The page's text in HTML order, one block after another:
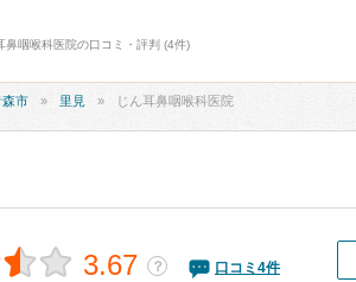
鼻咽喉科医院の口コミ・評判 (4件)
森市 里見 じん耳鼻咽喉科医院
3.67 ？ 口コミ 4件